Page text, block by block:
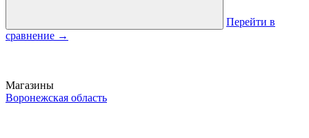
Перейти в
сравнение →
Магазины
Воронежская область